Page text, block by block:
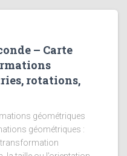
– Carte
rotations,
géométriques
géométriques :
transformation